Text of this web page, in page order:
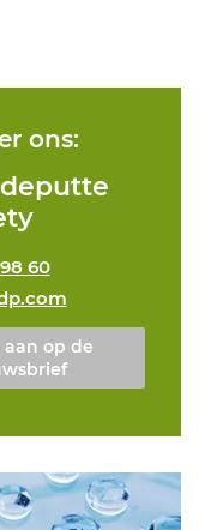
ons:
60
aan op de